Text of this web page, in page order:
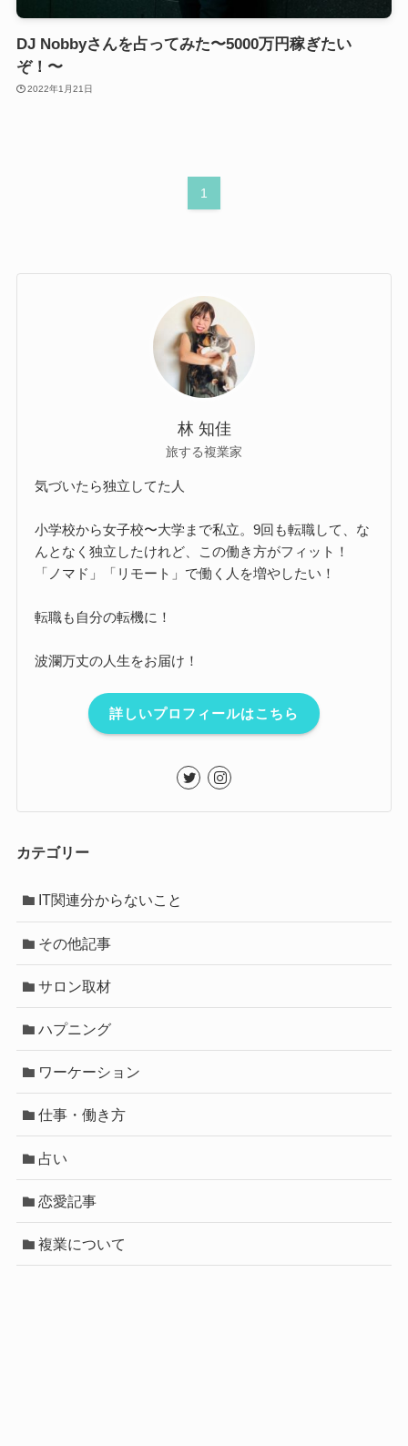
DJ Nobbyさんを占ってみた〜5000万円稼ぎたい
ぞ！〜
2022年1月21日
1
林 知佳
旅する複業家
気づいたら独立してた人
小学校から女子校〜大学まで私立。9回も転職して、な
んとなく独立したけれど、この働き方がフィット！
「ノマド」「リモート」で働く人を増やしたい！
転職も自分の転機に！
波瀾万丈の人生をお届け！
詳しいプロフィールはこちら
カテゴリー
IT関連分からないこと
その他記事
サロン取材
ハプニング
ワーケーション
仕事・働き方
占い
恋愛記事
複業について